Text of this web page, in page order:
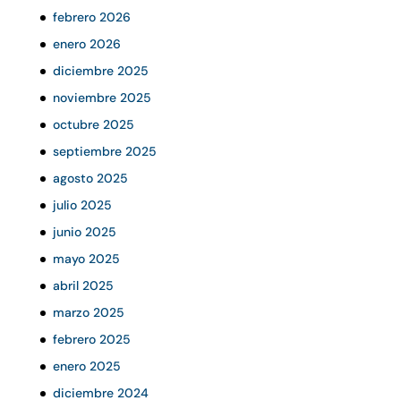
febrero 2026
enero 2026
diciembre 2025
noviembre 2025
octubre 2025
septiembre 2025
agosto 2025
julio 2025
junio 2025
mayo 2025
abril 2025
marzo 2025
febrero 2025
enero 2025
diciembre 2024